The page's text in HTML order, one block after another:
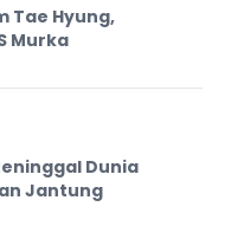
Tae Hyung,
Murka
Dunia
Jantung